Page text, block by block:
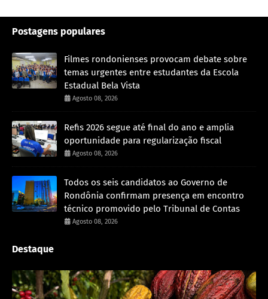
Postagens populares
Filmes rondonienses provocam debate sobre
temas urgentes entre estudantes da Escola
Estadual Bela Vista
Agosto 08, 2026
Refis 2026 segue até final do ano e amplia
oportunidade para regularização fiscal
Agosto 08, 2026
Todos os seis candidatos ao Governo de
Rondônia confirmam presença em encontro
técnico promovido pelo Tribunal de Contas
Agosto 08, 2026
Destaque